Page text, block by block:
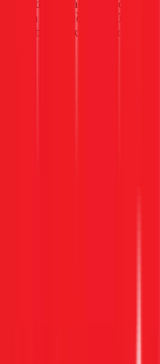
tùy thuộc vào diện tích
trần (có nhiều vết nứt
có báo giá chính xác